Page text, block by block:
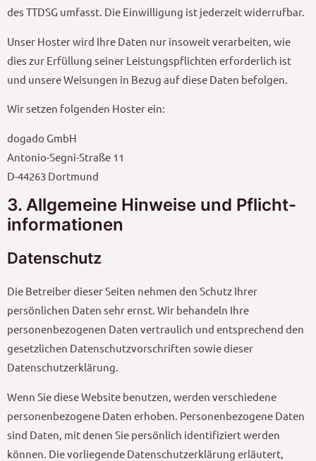
des TTDSG umfasst. Die Einwilligung ist jederzeit widerrufbar.
Unser Hoster wird Ihre Daten nur insoweit verarbeiten, wie
dies zur Erfüllung seiner Leistungspflichten erforderlich ist
und unsere Weisungen in Bezug auf diese Daten befolgen.
Wir setzen folgenden Hoster ein:
dogado GmbH
Antonio-Segni-Straße 11
D-44263 Dortmund
3. Allgemeine Hinweise und Pflicht­
informationen
Datenschutz
Die Betreiber dieser Seiten nehmen den Schutz Ihrer
persönlichen Daten sehr ernst. Wir behandeln Ihre
personenbezogenen Daten vertraulich und entsprechend den
gesetzlichen Datenschutzvorschriften sowie dieser
Datenschutzerklärung.
Wenn Sie diese Website benutzen, werden verschiedene
personenbezogene Daten erhoben. Personenbezogene Daten
sind Daten, mit denen Sie persönlich identifiziert werden
können. Die vorliegende Datenschutzerklärung erläutert,